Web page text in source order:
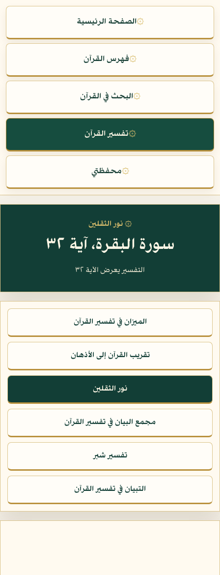
۞الصفحة الرئيسية
۞فهرس القرآن
۞البحث في القرآن
۞تفسير القرآن
۞محفظتي
۞ نور الثقلين
سورة البقرة، آية ٣٢
التفسير يعرض الآية ٣٢
الميزان في تفسير القرآن
تقريب القرآن إلى الأذهان
نور الثقلين
مجمع البيان في تفسير القرآن
تفسير شبر
التبيان في تفسير القرآن